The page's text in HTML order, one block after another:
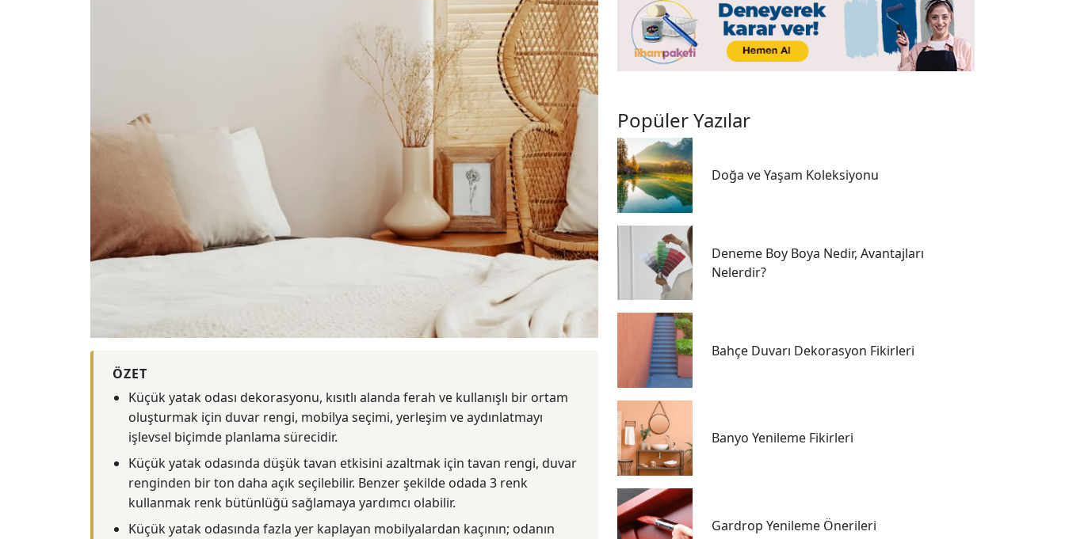
ÖZET
Küçük yatak odası dekorasyonu, kısıtlı alanda ferah ve kullanışlı bir ortam
oluşturmak için duvar rengi, mobilya seçimi, yerleşim ve aydınlatmayı
işlevsel biçimde planlama sürecidir.
Küçük yatak odasında düşük tavan etkisini azaltmak için tavan rengi, duvar
renginden bir ton daha açık seçilebilir. Benzer şekilde odada 3 renk
kullanmak renk bütünlüğü sağlamaya yardımcı olabilir.
Küçük yatak odasında fazla yer kaplayan mobilyalardan kaçının; odanın
Popüler Yazılar
Doğa ve Yaşam Koleksiyonu
Deneme Boy Boya Nedir, Avantajları
Nelerdir?
Bahçe Duvarı Dekorasyon Fikirleri
Banyo Yenileme Fikirleri
Gardrop Yenileme Önerileri